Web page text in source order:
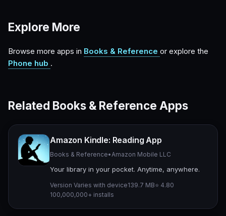
Explore More
Browse more apps in Books & Reference or explore the
Phone hub .
Related Books & Reference Apps
Amazon Kindle: Reading App
Books & Reference• Amazon Mobile LLC
Your library in your pocket. Anytime, anywhere.
Version Varies with device139.7 MB⭐ 4.80
100,000,000+ installs